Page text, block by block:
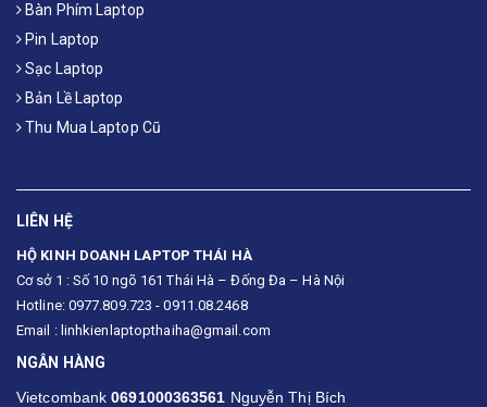
Bàn Phím Laptop
Pin Laptop
Sạc Laptop
Bản Lề Laptop
Thu Mua Laptop Cũ
LIÊN HỆ
HỘ KINH DOANH LAPTOP THÁI HÀ
Cơ sở 1 : Số 10 ngõ 161 Thái Hà – Đống Đa – Hà Nội
Hotline: 0977.809.723 - 0911.08.2468
Email : linhkienlaptopthaiha@gmail.com
NGÂN HÀNG
Vietcombank0691000363561 Nguyễn Thị Bích